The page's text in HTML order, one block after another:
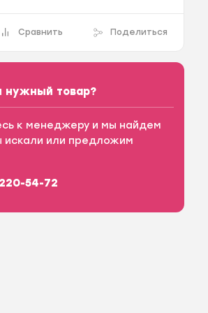
Сравнить Поделиться
нужный товар?
к менеджеру и мы найдем
искали или предложим
54-72